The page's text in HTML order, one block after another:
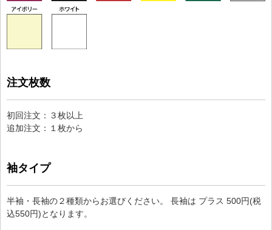
注文枚数
初回注文：３枚以上
追加注文：１枚から
袖タイプ
半袖・長袖の２種類からお選びください。 長袖は プラス 500円(税
込550円)となります。